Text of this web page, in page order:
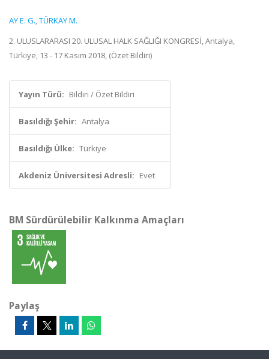
AY E. G.,TÜRKAY M.
2. ULUSLARARASI 20. ULUSAL HALK SAĞLIĞI KONGRESİ, Antalya,
Türkiye, 13 - 17 Kasım 2018, (Özet Bildiri)
Yayın Türü: Bildiri / Özet Bildiri
Basıldığı Şehir: Antalya
Basıldığı Ülke: Türkiye
Akdeniz Üniversitesi Adresli: Evet
BM Sürdürülebilir Kalkınma Amaçları
Paylaş